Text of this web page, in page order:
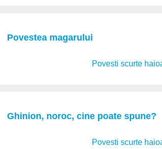
Povestea magarului
Povesti scurte
Ghinion, noroc, cine poate spune?
Povesti scurte